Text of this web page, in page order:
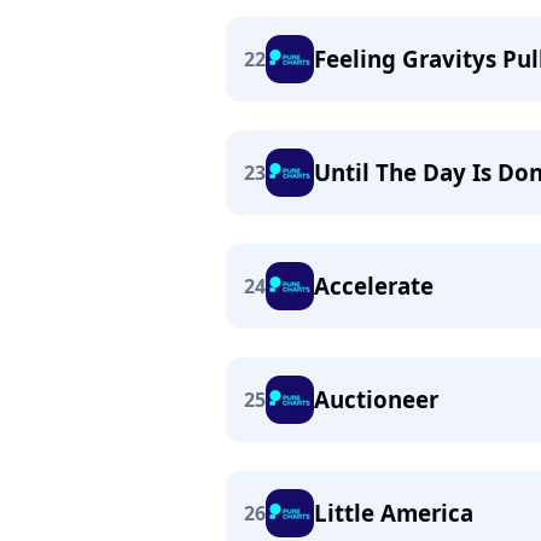
22 Feeling Gravitys
23 Until The Day Is
24 Accelerate
25 Auctioneer
26 Little America